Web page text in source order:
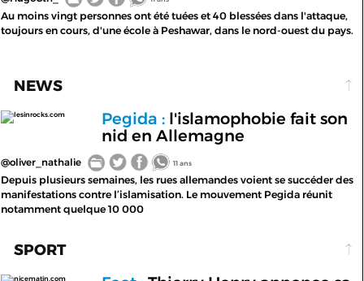
Au moins vingt personnes ont été tuées et 40 blessées dans l'attaque,
toujours en cours, d'une école à Peshawar, dans le nord-ouest du pays.
NEWS
lesinrocks.com Pegida :l'islamophobie fait son
nid en Allemagne
@oliver_nathalie 11 ans
Depuis plusieurs semaines, les rues allemandes voient se succéder des
manifestations contre l’islamisation. Le mouvement Pegida réunit
notamment quelque 10 000
SPORT
nicematin.com